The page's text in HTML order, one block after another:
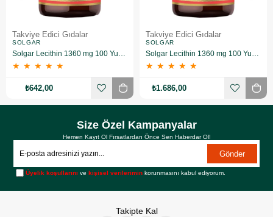
Takviye Edici Gıdalar
SOLGAR
Solgar Lecithin 1360 mg 100 Yumuşak Jelatin Kapsül
★ ★ ★ ★ ★
₺642,00
Takviye Edici Gıdalar
SOLGAR
Solgar Lecithin 1360 mg 100 Yumuşak Jelatin Kapsül 3 Adet
★ ★ ★ ★ ★
₺1.686,00
Size Özel Kampanyalar
Hemen Kayıt Ol Fırsatlardan Önce Sen Haberdar Ol!
Gönder
Üyelik koşullarını vekişisel verilerimin korunmasını kabul ediyorum.
Takipte Kal